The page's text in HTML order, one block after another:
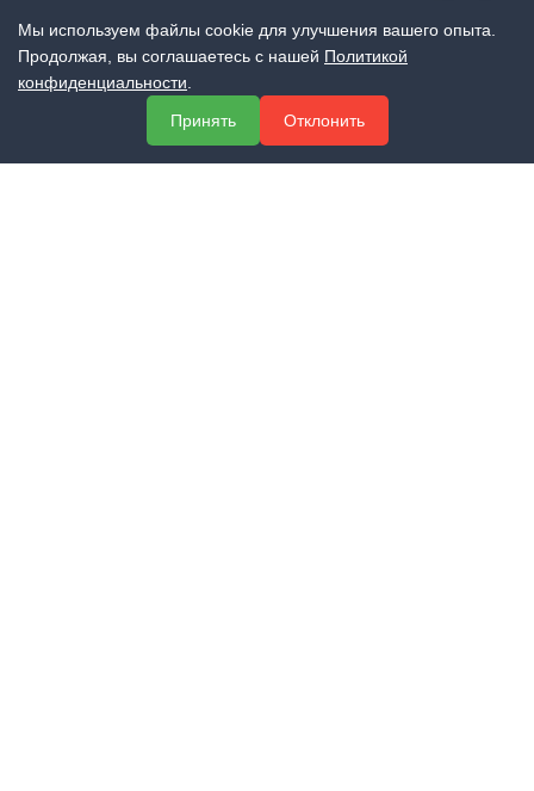
МЕНЮ
Мы используем файлы cookie для улучшения вашего опыта.
Продолжая, вы соглашаетесь с нашей Политикой
конфиденциальности
Принять
Отклонить